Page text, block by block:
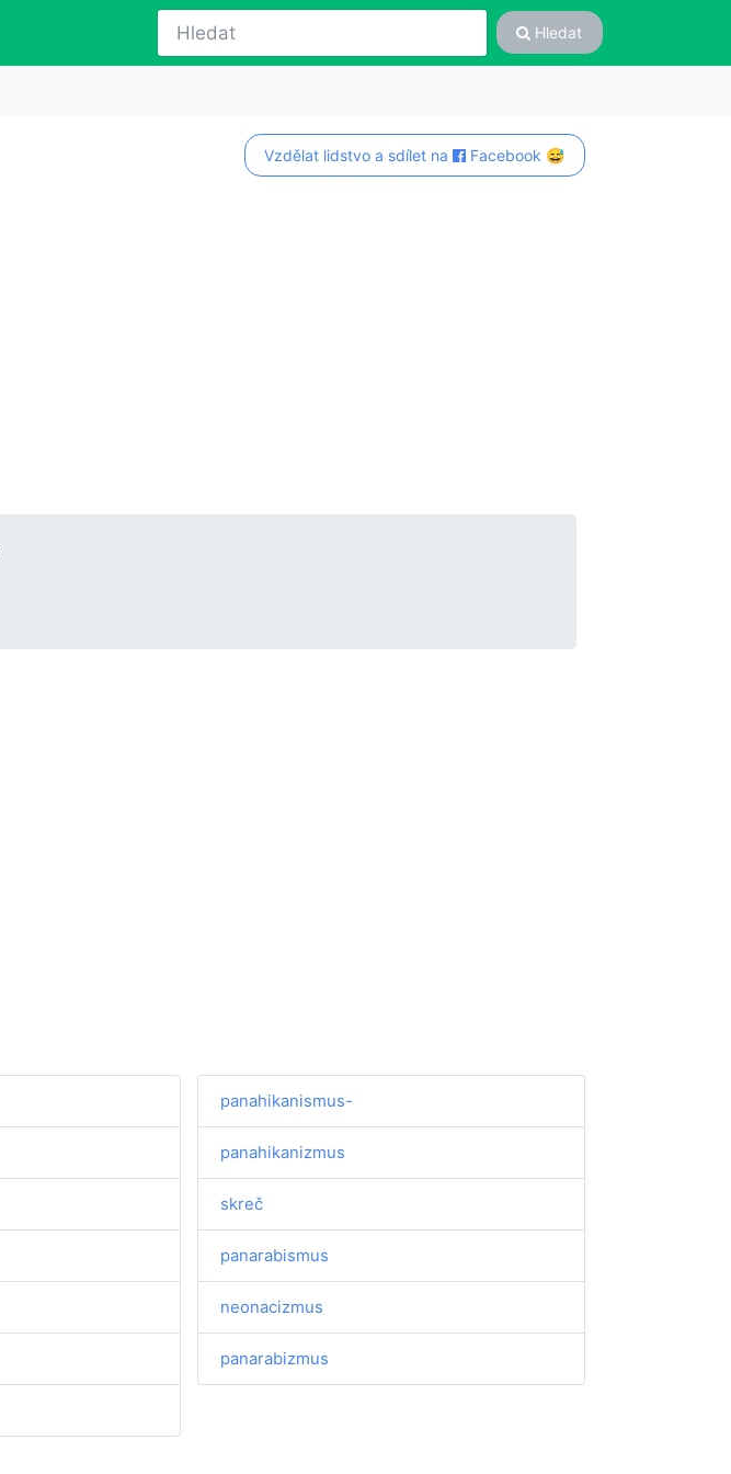
Hledat
Vzdělat lidstvo a sdílet na Facebook 😅
panahikanismus-
panahikanizmus
skreč
panarabismus
neonacizmus
panarabizmus